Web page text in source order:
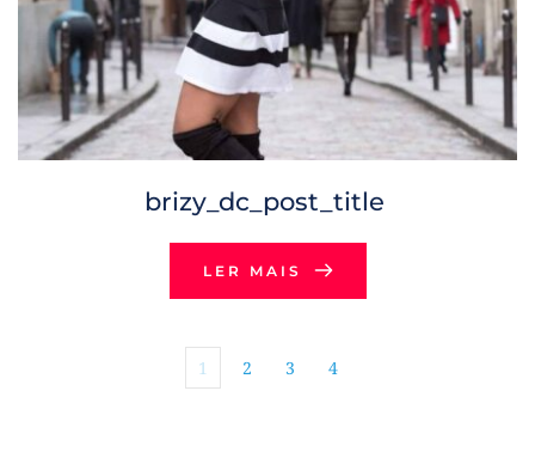
brizy_dc_post_title
LER MAIS
1 2 3 4